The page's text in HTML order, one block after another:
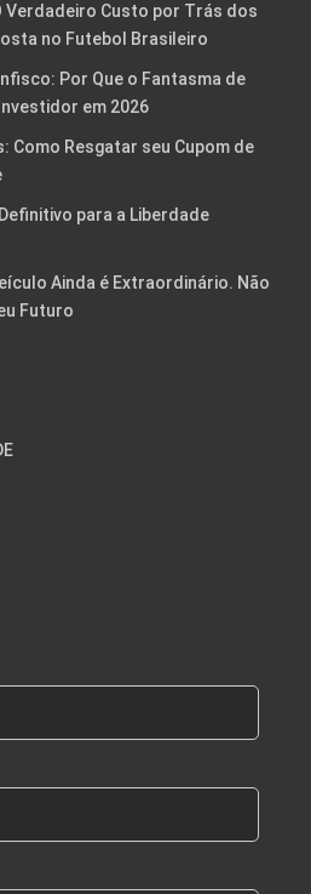
Verdadeiro Custo por Trás dos
no Futebol Brasileiro
Por Que o Fantasma de
em 2026
Como Resgatar seu Cupom de
para a Liberdade
Ainda é Extraordinário. Não
Futuro